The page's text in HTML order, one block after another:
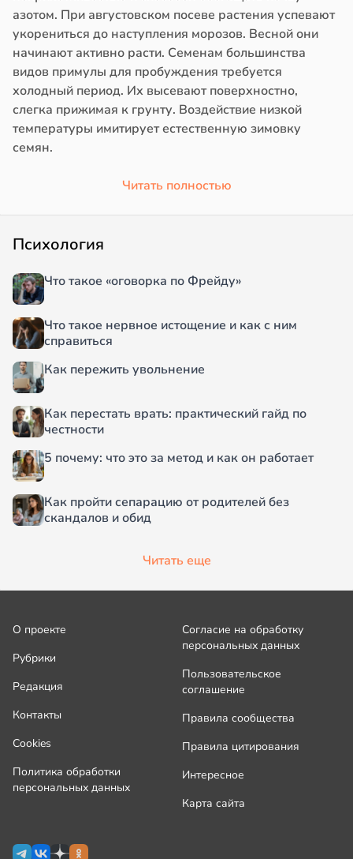
азотом. При августовском посеве растения успевают
укорениться до наступления морозов. Весной они
начинают активно расти. Семенам большинства
видов примулы для пробуждения требуется
холодный период. Их высевают поверхностно,
слегка прижимая к грунту. Воздействие низкой
температуры имитирует естественную зимовку
семян.
Читать полностью
Психология
Что такое «оговорка по Фрейду»
Что такое нервное истощение и как с ним
справиться
Как пережить увольнение
Как перестать врать: практический гайд по
честности
5 почему: что это за метод и как он работает
Как пройти сепарацию от родителей без
скандалов и обид
Читать еще
О проекте
Рубрики
Редакция
Контакты
Cookies
Политика обработки
персональных данных
Согласие на обработку
персональных данных
Пользовательское
соглашение
Правила сообщества
Правила цитирования
Интересное
Карта сайта